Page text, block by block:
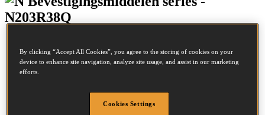
N203R38Q
Omschrijving
COIL NAIL 2.03-38 RING 17.5M
Diameter
38 mm
Ring
By clicking “Accept All Cookies”, you agree to the storing of cookies on your
device to enhance site navigation, analyze site usage, and assist in our marketing
efforts.
Cookies Settings